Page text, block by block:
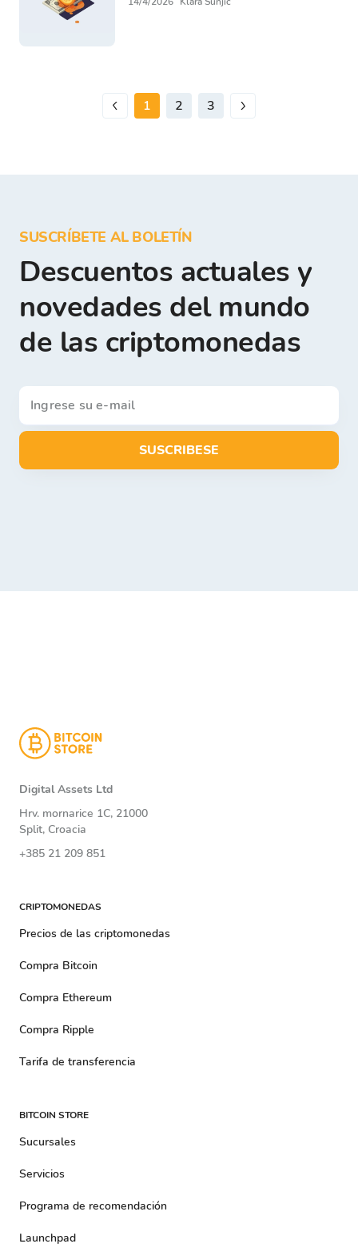
1 2 3
SUSCRÍBETE AL BOLETÍN
Descuentos actuales y
novedades del mundo
de las criptomonedas
SUSCRIBESE
Digital Assets Ltd
Hrv. mornarice 1C, 21000
Split, Croacia
+385 21 209 851
CRIPTOMONEDAS
Precios de las criptomonedas
Compra Bitcoin
Compra Ethereum
Compra Ripple
Tarifa de transferencia
BITCOIN STORE
Sucursales
Servicios
Programa de recomendación
Launchpad